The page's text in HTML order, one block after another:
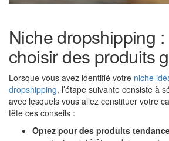
Niche dropshipping
choisir des produits
Lorsque vous avez identifié votre niche
dropshipping, l’étape suivante consiste à
avec lesquels vous allez constituer votre
tête ces conseils :
Optez pour des produits